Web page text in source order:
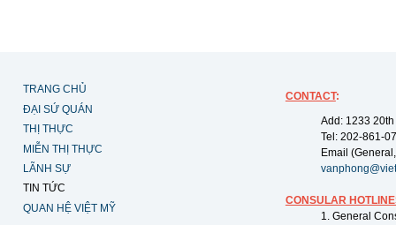
TRANG CHỦ
ĐẠI SỨ QUÁN
THỊ THỰC
MIỄN THỊ THỰC
LÃNH SỰ
TIN TỨC
QUAN HỆ VIỆT MỸ
CONTACT:
Add: 1233
Tel: 202-861-
Email
CONSULAR
1. General